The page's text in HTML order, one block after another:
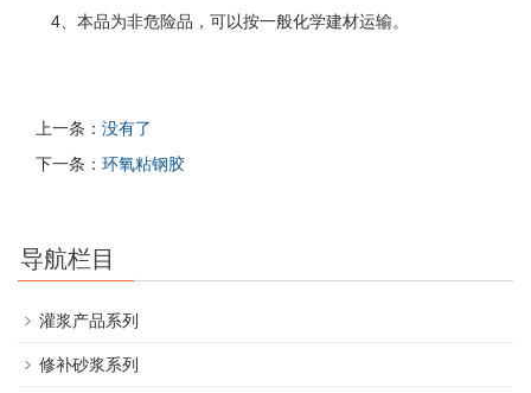
4、本品为非危险品，可以按一般化学建材运输。
上一条： 没有了
下一条： 环氧粘钢胶
导航栏目
灌浆产品系列
修补砂浆系列